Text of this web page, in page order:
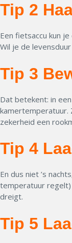
Tip 2
Een fietsaccu kun
Wil je de
Tip 3
Dat betekent: in
kamertemperatuur.
zekerheid een
Tip 4
En dus niet ’s
temperatuur regelt)
dreigt.
Tip 5